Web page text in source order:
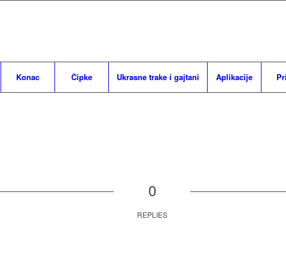
Konac Čipke Ukrasne trake i gajtani Aplikacije
0
REPLIES